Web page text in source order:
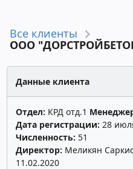
Все клиенты
ООО
Данные клиента
Отдел: КРД отд.1
Дата регистрации: 28
Численность: 51
Директор: Меликян
11.02.2020